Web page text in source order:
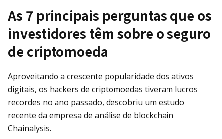
As 7 principais perguntas que os
investidores têm sobre o seguro
de criptomoeda
Aproveitando a crescente popularidade dos ativos
digitais, os hackers de criptomoedas tiveram lucros
recordes no ano passado, descobriu um estudo
recente da empresa de análise de blockchain
Chainalysis.